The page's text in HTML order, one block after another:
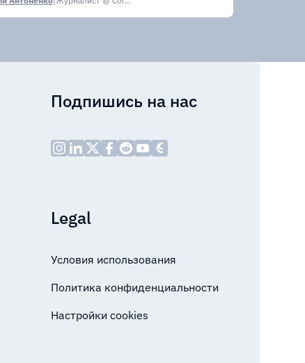
Подпишись на нас
Legal
Условия использования
Политика конфиденциальности
Настройки cookies